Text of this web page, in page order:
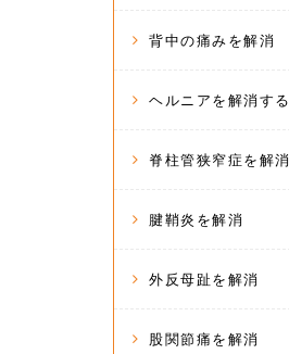
背中の痛みを解消
ヘルニアを解消する
脊柱管狭窄症を解消
腱鞘炎を解消
外反母趾を解消
股関節痛を解消